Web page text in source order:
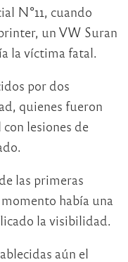
N°11, cuando
un VW Suran
la víctima fatal.
por dos
quienes fueron
lesiones de
las primeras
había una
la visibilidad.
aún el